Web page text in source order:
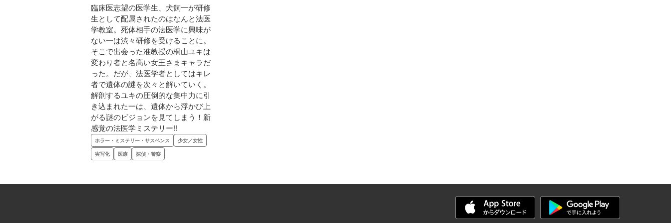
臨床医志望の医学生、犬飼一が研修
生として配属されたのはなんと法医
学教室。死体相手の法医学に興味が
ない一は渋々研修を受けることに。
そこで出会った准教授の桐山ユキは
変わり者と名高い女王さまキャラだ
った。だが、法医学者としてはキレ
者で遺体の謎を次々と解いていく。
解剖するユキの圧倒的な集中力に引
き込まれた一は、遺体から浮かび上
がる謎のビジョンを見てしまう！新
感覚の法医学ミステリー!!
ホラー・ミステリー・サスペンス
少女／女性
実写化
医療 探偵・警察